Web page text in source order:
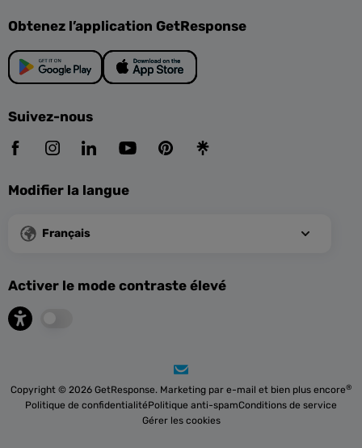
Obtenez l’application GetResponse
Suivez-nous
Modifier la langue
Français
Activer le mode contraste élevé
Copyright © 2026 GetResponse. Marketing par e-mail et bien plus encore®
Politique de confidentialitéPolitique anti-spamConditions de service
Gérer les cookies